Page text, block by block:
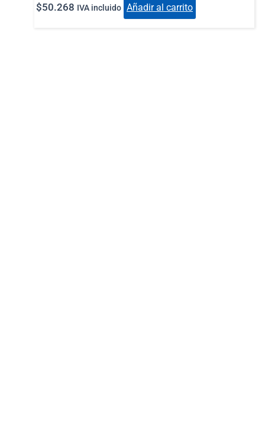
$50.268 IVA incluido Añadir al carrito